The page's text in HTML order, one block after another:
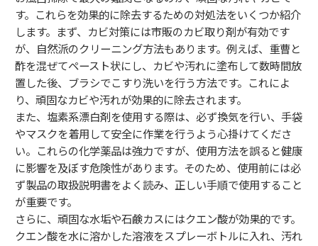
す。これらを効果的に除去するための対処法をいくつか紹介
します。まず、カビ対策には市販のカビ取り剤が有効です
が、自然派のクリーニング方法もあります。例えば、重曹と
酢を混ぜてペースト状にし、カビや汚れに塗布して数時間放
置した後、ブラシでこすり洗いを行う方法です。これによ
り、頑固なカビや汚れが効果的に除去されます。
また、塩素系漂白剤を使用する際は、必ず換気を行い、手袋
やマスクを着用して安全に作業を行うよう心掛けてくださ
い。これらの化学薬品は強力ですが、使用方法を誤ると健康
に影響を及ぼす危険性があります。そのため、使用前には必
ず製品の取扱説明書をよく読み、正しい手順で使用すること
が重要です。
さらに、頑固な水垢や石鹸カスにはクエン酸が効果的です。
クエン酸を水に溶かした溶液をスプレーボトルに入れ、汚れ